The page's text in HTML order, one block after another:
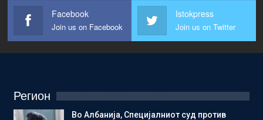
Facebook
Join us on Facebook
Istokpress
Join us on Twitter
Регион
Во Албанија, Специјалниот суд против